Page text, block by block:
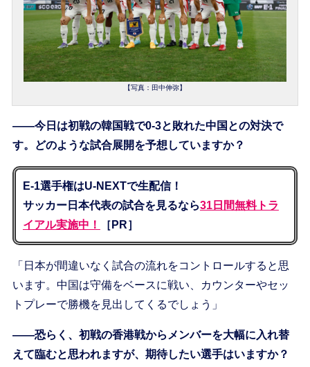
【写真：田中伸弥】
――今日は初戦の韓国戦で0-3と敗れた中国との対決で
す。どのような試合展開を予想していますか？
E-1選手権はU-NEXTで生配信！
サッカー日本代表の試合を見るなら31日間無料トラ
イアル実施中！
［PR］
「日本が間違いなく試合の流れをコントロールすると思
います。中国は守備をベースに戦い、カウンターやセッ
トプレーで勝機を見出してくるでしょう」
――恐らく、初戦の香港戦からメンバーを大幅に入れ替
えて臨むと思われますが、期待したい選手はいますか？